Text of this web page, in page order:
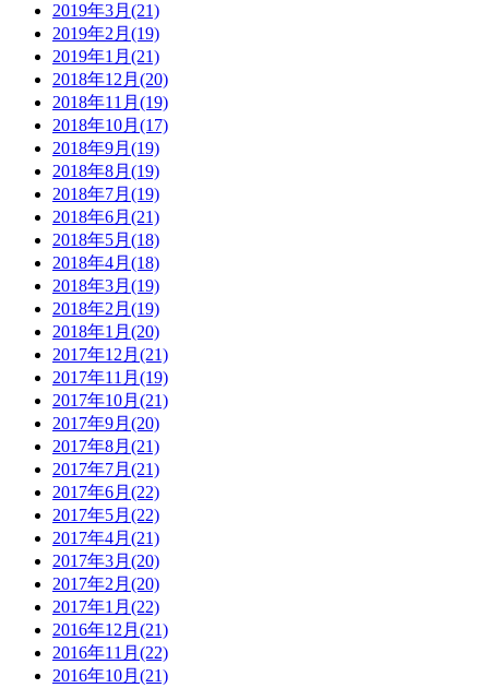
2019年3月(21)
2019年2月(19)
2019年1月(21)
2018年12月(20)
2018年11月(19)
2018年10月(17)
2018年9月(19)
2018年8月(19)
2018年7月(19)
2018年6月(21)
2018年5月(18)
2018年4月(18)
2018年3月(19)
2018年2月(19)
2018年1月(20)
2017年12月(21)
2017年11月(19)
2017年10月(21)
2017年9月(20)
2017年8月(21)
2017年7月(21)
2017年6月(22)
2017年5月(22)
2017年4月(21)
2017年3月(20)
2017年2月(20)
2017年1月(22)
2016年12月(21)
2016年11月(22)
2016年10月(21)